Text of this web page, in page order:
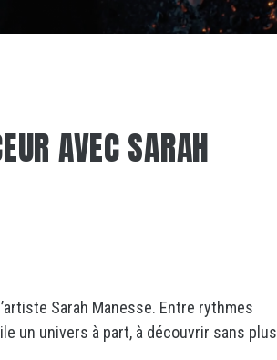
AVEC SARAH
Sarah Manesse. Entre rythmes
un univers à part, à découvrir sans plus